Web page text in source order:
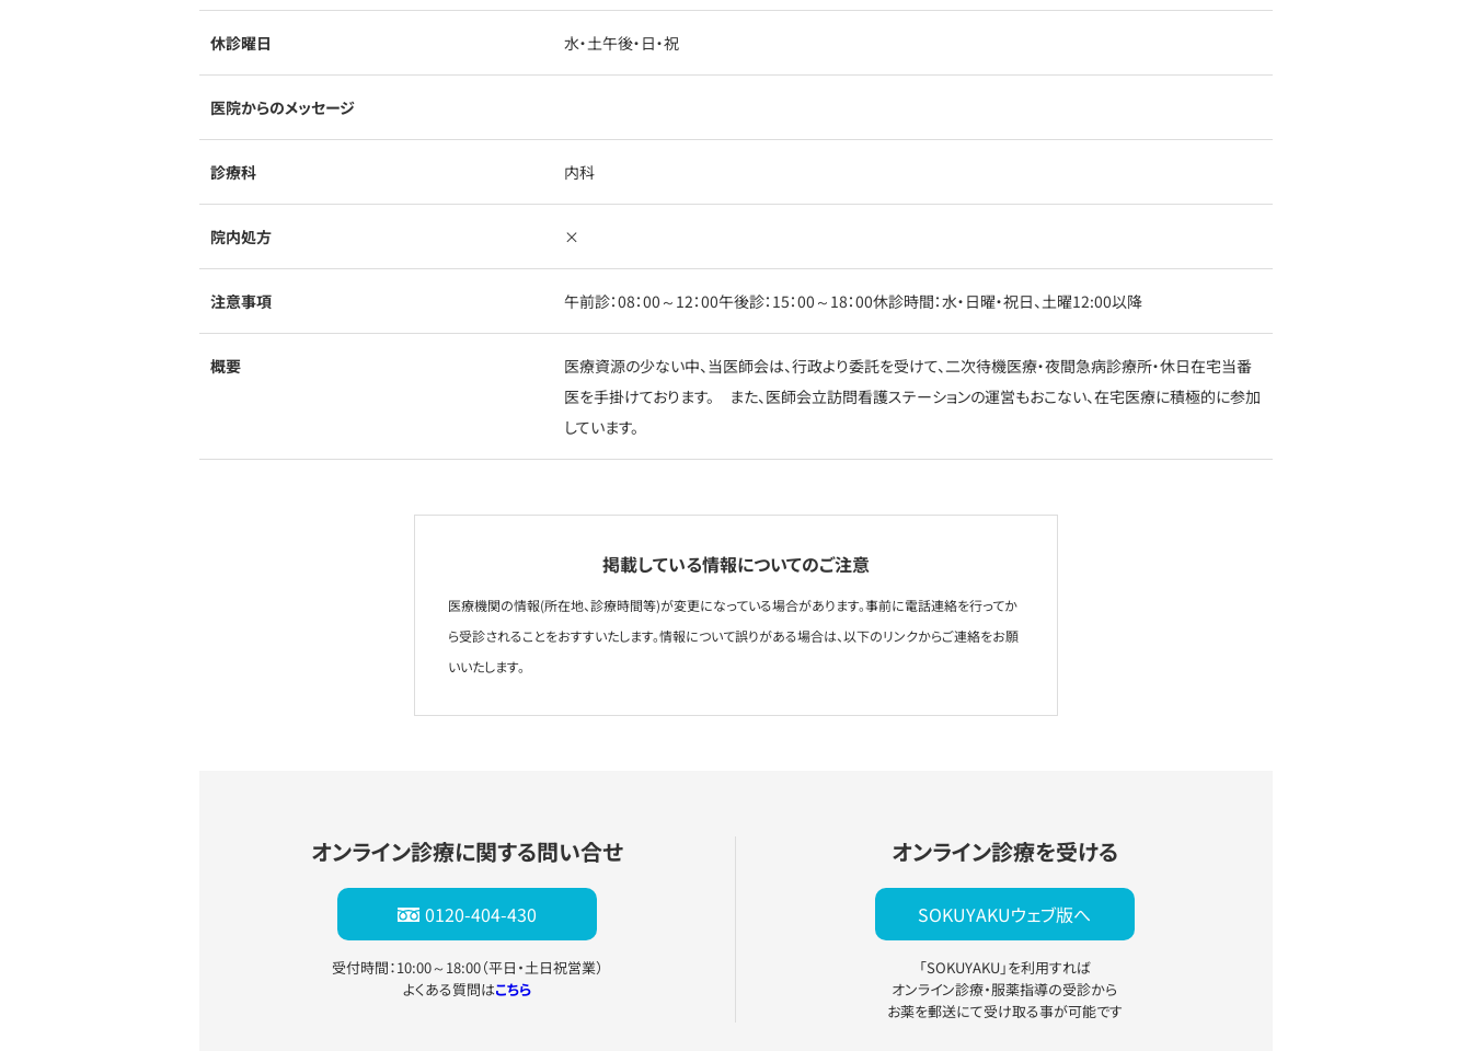
休診曜日 水・土午後・日・祝
医院からのメッセージ
診療科 内科
院内処方 ×
注意事項 午前診：08：00～12：00午後診：15：00～18：00休診時間：水・日曜・祝日、土曜12:00以降
概要
医療資源の少ない中、当医師会は、行政より委託を受けて、二次待機医療・夜間急病診療所・休日在宅当番
医を手掛けております。 また、医師会立訪問看護ステーションの運営もおこない、在宅医療に積極的に参加
しています。
掲載している情報についてのご注意
医療機関の情報(所在地、診療時間等)が変更になっている場合があります。事前に電話連絡を行ってか
ら受診されることをおすすいたします。情報について誤りがある場合は、以下のリンクからご連絡をお願
いいたします。
オンライン診療に関する問い合せ
0120-404-430
受付時間：10:00～18:00（平日・土日祝営業）
よくある質問はこちら
オンライン診療を受ける
SOKUYAKUウェブ版へ
「SOKUYAKU」を利用すれば
オンライン診療・服薬指導の受診から
お薬を郵送にて受け取る事が可能です